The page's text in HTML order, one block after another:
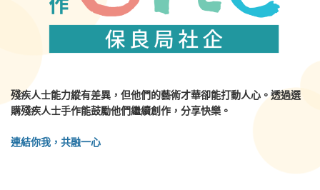
殘疾人士能力縱有差異，但他們的藝術才華卻能打動人心。透過選
購殘疾人士手作能鼓勵他們繼續創作，分享快樂。
連結你我，共融一心